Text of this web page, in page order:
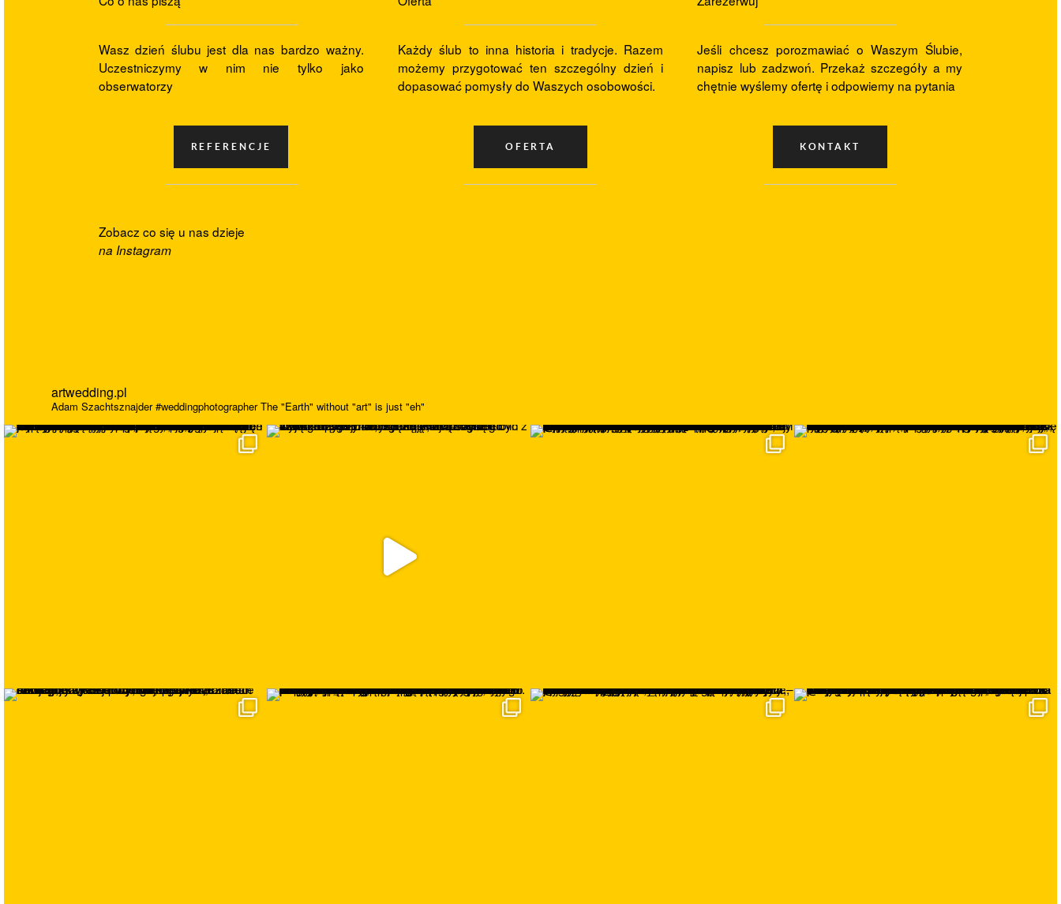
Wasz dzień ślubu jest dla nas bardzo ważny.
Uczestniczymy w nim nie tylko jako
obserwatorzy
Każdy ślub to inna historia i tradycje. Razem
możemy przygotować ten szczególny dzień i
dopasować pomysły do Waszych osobowości.
Jeśli chcesz porozmawiać o Waszym Ślubie,
napisz lub zadzwoń. Przekaż szczegóły a my
chętnie wyślemy ofertę i odpowiemy na pytania
Zobacz co się u nas dzieje
na Instagram
artwedding.pl
Adam Szachtsznajder#weddingphotographerThe "Earth" without "art" is just "eh"